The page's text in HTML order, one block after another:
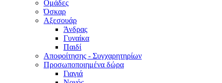
Ομάδες
Όσκαρ
Αξεσουάρ
Άνδρας
Γυναίκα
Παιδί
Αποφοίτησης - Συγχαρητηρίων
Προσωποποιημένα δώρα
Γιαγιά